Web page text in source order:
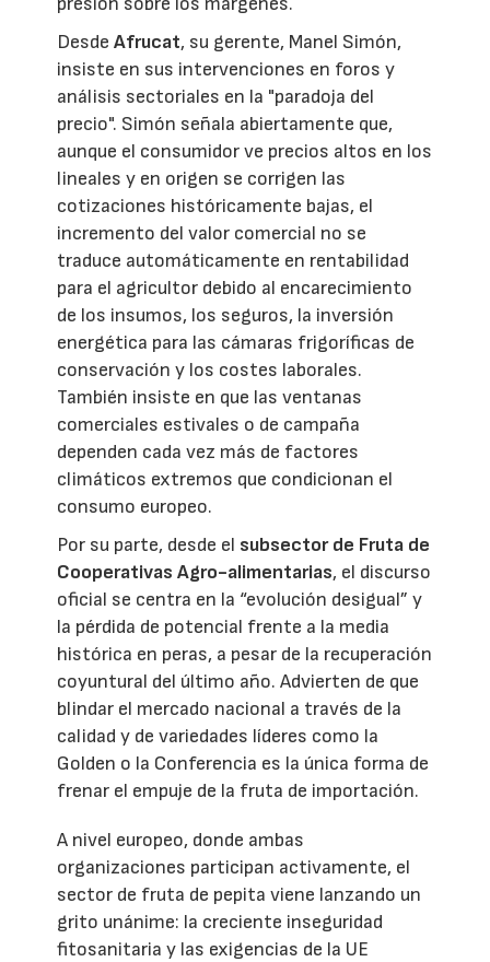
DesdeAfrucat, su gerente, Manel Simón,
insiste en sus intervenciones en foros y
análisis sectoriales en la "paradoja del
precio". Simón señala abiertamente que,
aunque el consumidor ve precios altos en los
lineales y en origen se corrigen las
cotizaciones históricamente bajas, el
incremento del valor comercial no se
traduce automáticamente en rentabilidad
para el agricultor debido al encarecimiento
de los insumos, los seguros, la inversión
energética para las cámaras frigoríficas de
conservación y los costes laborales.
También insiste en que las ventanas
comerciales estivales o de campaña
dependen cada vez más de factores
climáticos extremos que condicionan el
consumo europeo.
Por su parte, desde el subsector de Fruta de
Cooperativas Agro-alimentarias, el discurso
oficial se centra en la “evolución desigual” y
la pérdida de potencial frente a la media
histórica en peras, a pesar de la recuperación
coyuntural del último año. Advierten de que
blindar el mercado nacional a través de la
calidad y de variedades líderes como la
Golden o la Conferencia es la única forma de
frenar el empuje de la fruta de importación.
A nivel europeo, donde ambas
organizaciones participan activamente, el
sector de fruta de pepita viene lanzando un
grito unánime: la creciente inseguridad
fitosanitaria y las exigencias de la UE